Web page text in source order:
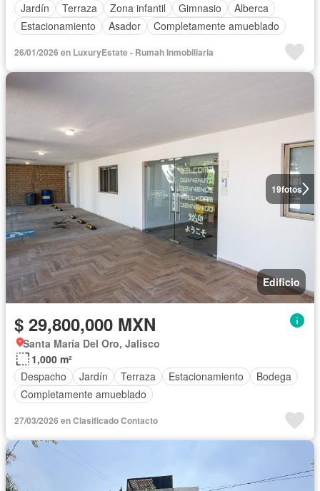
Jardín
Terraza Zona infantil Gimnasio
Alberca
Estacionamiento
Asador Completamente amueblado
26/01/2026 en LuxuryEstate - Rumah Inmobiliaria
19fotos
Edificio
$ 29,800,000 MXN
Santa María Del Oro, Jalisco
1,000 m²
Despacho
Jardín Terraza Estacionamiento
Bodega
Completamente amueblado
27/03/2026 en Clasificado Contacto